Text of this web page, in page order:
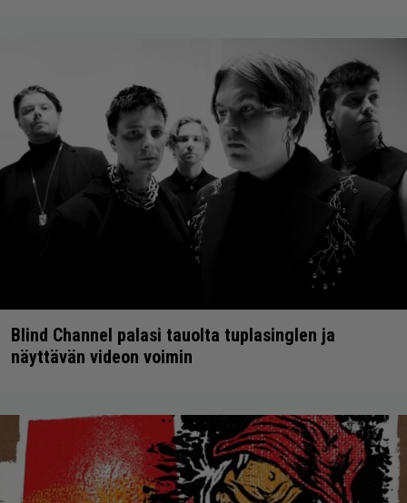
Blind Channel palasi tauolta tuplasinglen ja
näyttävän videon voimin